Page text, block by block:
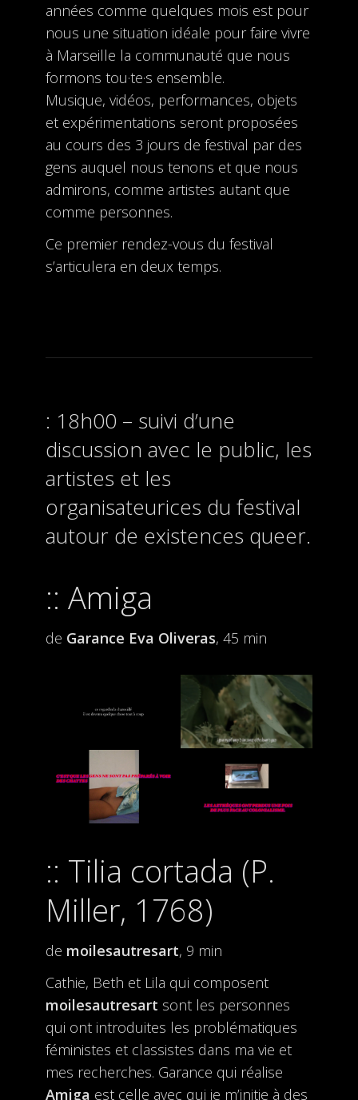
années comme quelques mois est pour
nous une situation idéale pour faire vivre
à Marseille la communauté que nous
formons tou·te·s ensemble.
Musique, vidéos, performances, objets
et expérimentations seront proposées
au cours des 3 jours de festival par des
gens auquel nous tenons et que nous
admirons, comme artistes autant que
comme personnes.
Ce premier rendez-vous du festival
s’articulera en deux temps.
18h00 – suivi d’une
discussion avec le public, les
artistes et les
organisateurices du festival
autour de existences queer.
Amiga
de Garance Eva Oliveras, 45 min
Tilia cortada (P.
Miller, 1768)
de moilesautresart, 9 min
Cathie, Beth et Lila qui composent
moilesautresart sont les personnes
qui ont introduites les problématiques
féministes et classistes dans ma vie et
mes recherches. Garance qui réalise
Amiga est celle avec qui je m’initie à des